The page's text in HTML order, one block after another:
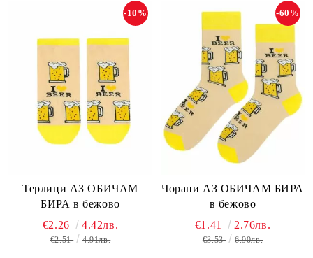
Терлици АЗ ОБИЧАМ
БИРА в бежово
-10%
€2.26 4.42лв.
€2.51 4.91лв.
Чорапи АЗ ОБИЧАМ БИРА
в бежово
-60%
€1.41 2.76лв.
€3.53 6.90лв.